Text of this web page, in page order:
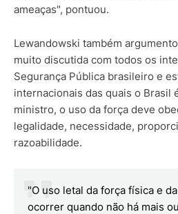
ameaças", pontuou.
Lewandowski também
muito discutida com todos os
Segurança Pública brasileiro e
internacionais das quais o Brasil
ministro, o uso da força deve
legalidade, necessidade,
razoabilidade.
"O uso letal da força física e
ocorrer quando não há mais